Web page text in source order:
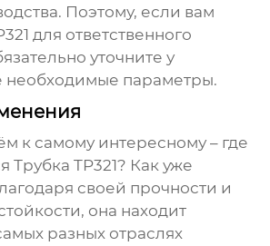
Поэтому, если вам
для ответственного
уточните у
необходимые параметры.
к самому интересному – где
Трубка TP321? Как уже
своей прочности и
она находит
разных отраслях